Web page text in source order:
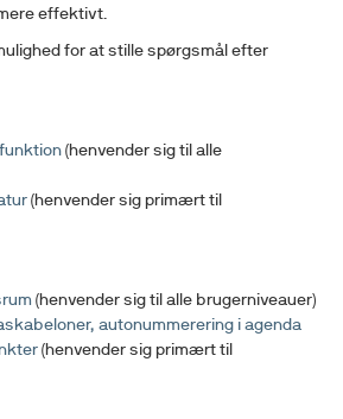
effektivt.
for at stille spørgsmål efter
(henvender sig til alle
(henvender sig primært til
(henvender sig til alle brugerniveauer)
autonummerering i agenda
(henvender sig primært til